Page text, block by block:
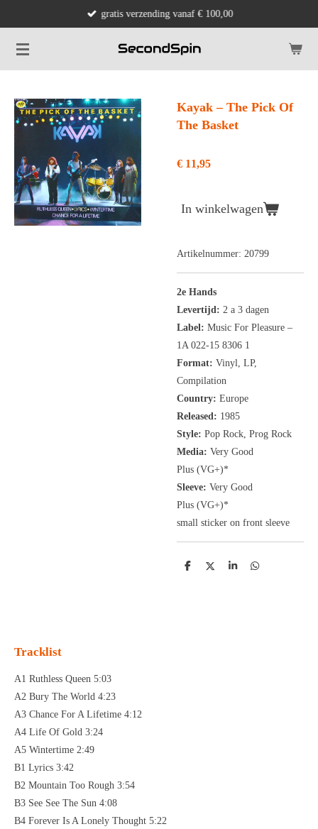
naar
de
gratis verzending vanaf € 100,00
Kayak ‎– The Pick Of
The Basket
€ 11,95
In winkelwagen
Artikelnummer: 20799
2e Hands
Levertijd: 2 a 3 dagen
Label: Music For Pleasure ‎–
1A 022-15 8306 1
Format: Vinyl, LP,
Compilation
Country: Europe
Released: 1985
Style: Pop Rock, Prog Rock
Media: Very Good
Plus (VG+)*
Sleeve: Very Good
Plus (VG+)*
small sticker on front sleeve
D
D
S
D
Tracklist
A1 Ruthless Queen 5:03
A2 Bury The World 4:23
A3 Chance For A Lifetime 4:12
A4 Life Of Gold 3:24
A5 Wintertime 2:49
B1 Lyrics 3:42
B2 Mountain Too Rough 3:54
B3 See See The Sun 4:08
B4 Forever Is A Lonely Thought 5:22